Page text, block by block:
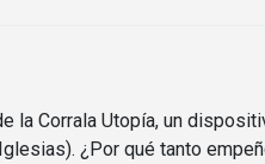
la Corrala Utopía, un
¿Por qué tanto